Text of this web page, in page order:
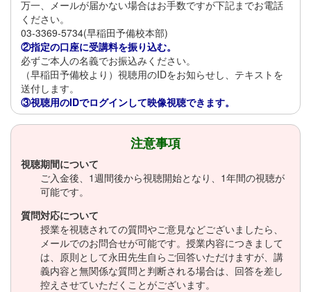
万一、メールが届かない場合はお手数ですが下記までお電話
ください。
03-3369-5734(早稲田予備校本部)
②指定の口座に受講料を振り込む。
必ずご本人の名義でお振込みください。
（早稲田予備校より）視聴用のIDをお知らせし、テキストを
送付します。
③視聴用のIDでログインして映像視聴できます。
注意事項
視聴期間について
ご入金後、1週間後から視聴開始となり、1年間の視聴が
可能です。
質問対応について
授業を視聴されての質問やご意見などございましたら、
メールでのお問合せが可能です。授業内容につきまして
は、原則として永田先生自らご回答いただけますが、講
義内容と無関係な質問と判断される場合は、回答を差し
控えさせていただくことがございます。